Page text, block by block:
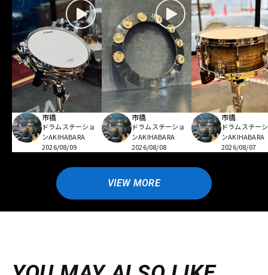
市橋
ドラムステーショ
ンAKIHABARA
2026/08/09
市橋
ドラムステーショ
ンAKIHABARA
2026/08/08
市橋
ドラムステー
ンAKIHABARA
2026/08/07
VIEW MORE